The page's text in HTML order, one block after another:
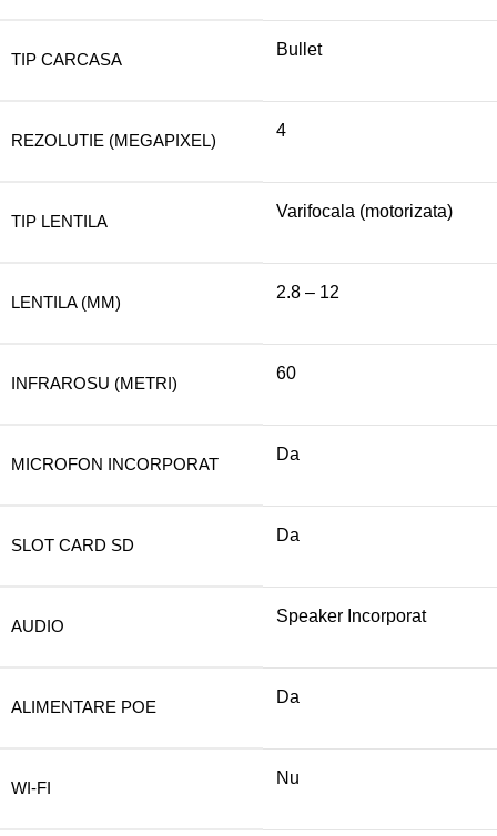
TIP CARCASA
Bullet
REZOLUTIE (MEGAPIXEL)
4
TIP LENTILA
Varifocala (motorizata)
LENTILA (MM)
2.8 – 12
INFRAROSU (METRI)
60
MICROFON INCORPORAT
Da
SLOT CARD SD
Da
AUDIO
Speaker Incorporat
ALIMENTARE POE
Da
WI-FI
Nu